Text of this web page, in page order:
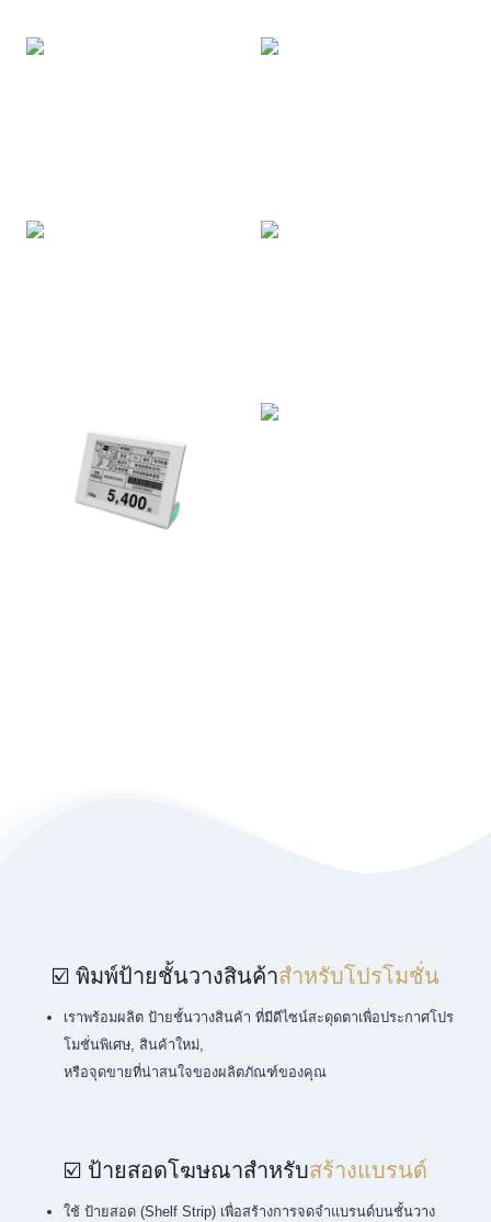
☑️ พิมพ์ป้ายชั้นวางสินค้าสำหรับโปรโมชั่น
เราพร้อมผลิต ป้ายชั้นวางสินค้า ที่มีดีไซน์สะดุดตาเพื่อประกาศโปร
โมชั่นพิเศษ, สินค้าใหม่,
หรือจุดขายที่น่าสนใจของผลิตภัณฑ์ของคุณ
☑️ ป้ายสอดโฆษณาสำหรับสร้างแบรนด์
ใช้ ป้ายสอด (Shelf Strip) เพื่อสร้างการจดจำแบรนด์บนชั้นวาง